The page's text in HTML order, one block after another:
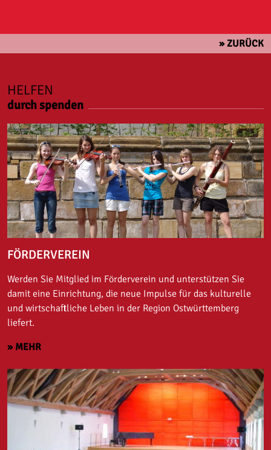
» ZURÜCK
HELFEN
durch spenden
FÖRDERVEREIN
Werden Sie Mitglied im Förderverein und unterstützen Sie
damit eine Einrichtung, die neue Impulse für das kulturelle
und wirtschaftliche Leben in der Region Ostwürttemberg
liefert.
» MEHR